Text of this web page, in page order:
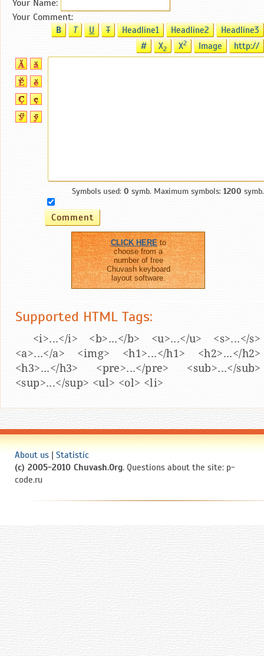
Your Name:
Your Comment:
B T U T Headline1 Headline2
Headline3
#
X2 X2 Image http://
Symbols used: 0 symb. Maximum symbols: 1200 symb.
CLICK HEREto
choose from a
number of free
Chuvash keyboard
layout software.
Supported HTML Tags:
<i>...</i> <b>...</b> <u>...</u> <s>...</s>
<a>...</a> <img> <h1>...</h1> <h2>...</h2>
<h3>...</h3> <pre>...</pre> <sub>...</sub>
<sup>...</sup> <ul> <ol> <li>
About us | Statistic
(c) 2005-2010 Chuvash.Org. Questions about the site: p-
code.ru